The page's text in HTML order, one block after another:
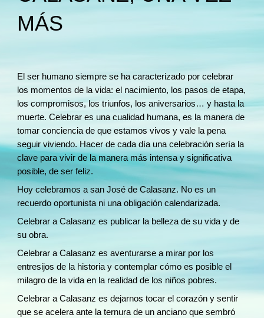
MÁS
El ser humano siempre se ha caracterizado por celebrar
los momentos de la vida: el nacimiento, los pasos de etapa,
los compromisos, los triunfos, los aniversarios… y hasta la
muerte. Celebrar es una cualidad humana, es la manera de
tomar conciencia de que estamos vivos y vale la pena
seguir viviendo. Hacer de cada día una celebración sería la
clave para vivir de la manera más intensa y significativa
posible, de ser feliz.
Hoy celebramos a san José de Calasanz. No es un
recuerdo oportunista ni una obligación calendarizada.
Celebrar a Calasanz es publicar la belleza de su vida y de
su obra.
Celebrar a Calasanz es aventurarse a mirar por los
entresijos de la historia y contemplar cómo es posible el
milagro de la vida en la realidad de los niños pobres.
Celebrar a Calasanz es dejarnos tocar el corazón y sentir
que se acelera ante la ternura de un anciano que sembró